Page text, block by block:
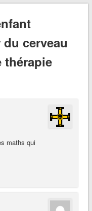
cerveau
thérapie
maths qui